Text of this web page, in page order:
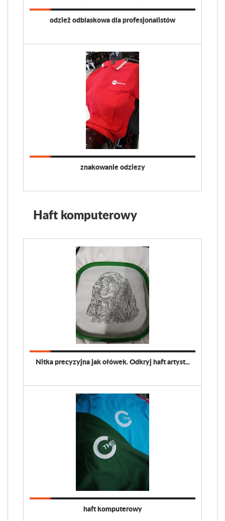
odzież odblaskowa dla profesjonalistów
znakowanie odziezy
Haft komputerowy
Nitka precyzyjna jak ołówek. Odkryj haft artyst...
haft komputerowy